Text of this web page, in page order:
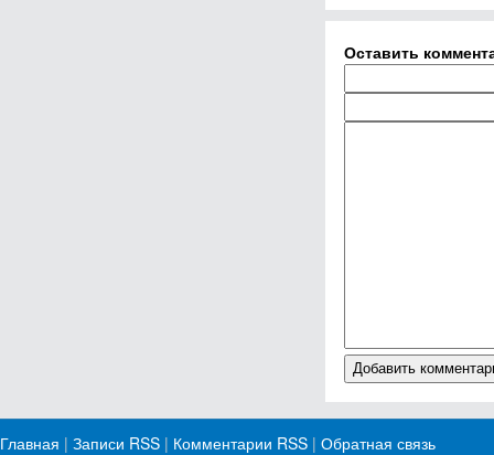
Оставить
Главная | Записи RSS | Комментарии RSS | Обратная связь